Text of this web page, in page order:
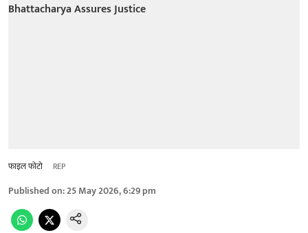
फाइल फोटो REP
Published on:25 May 2026, 6:29 pm